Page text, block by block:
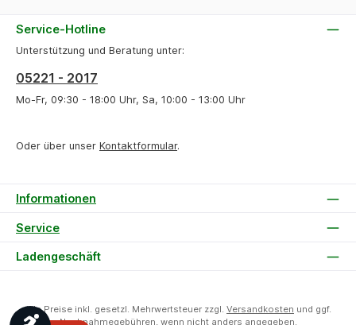
Service-Hotline
Unterstützung und Beratung unter:
05221 - 2017
Mo-Fr, 09:30 - 18:00 Uhr, Sa, 10:00 - 13:00 Uhr
Oder über unser Kontaktformular.
Informationen
Service
Ladengeschäft
Alle Preise inkl. gesetzl. Mehrwertsteuer zzgl. Versandkosten und ggf.
Nachnahmegebühren, wenn nicht anders angegeben.
Werkzeugleiste anzeigen